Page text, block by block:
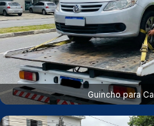
Guincho para